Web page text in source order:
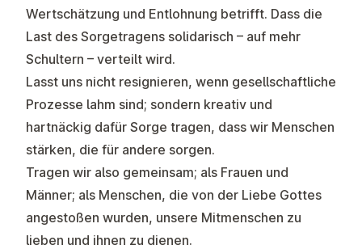
Wertschätzung und Entlohnung betrifft. Dass die
Last des Sorgetragens solidarisch – auf mehr
Schultern – verteilt wird.
Lasst uns nicht resignieren, wenn gesellschaftliche
Prozesse lahm sind; sondern kreativ und
hartnäckig dafür Sorge tragen, dass wir Menschen
stärken, die für andere sorgen.
Tragen wir also gemeinsam; als Frauen und
Männer; als Menschen, die von der Liebe Gottes
angestoßen wurden, unsere Mitmenschen zu
lieben und ihnen zu dienen.